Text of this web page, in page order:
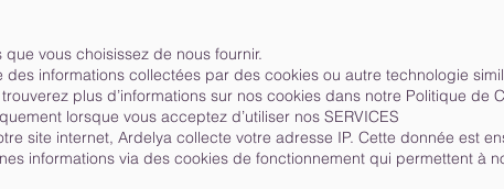
vous choisissez de nous fournir.
informations collectées par des cookies ou autre technologie
plus d’informations sur nos cookies dans notre Politique de
lorsque vous acceptez d’utiliser nos SERVICES
site internet, Ardelya collecte votre adresse IP. Cette donnée est
informations via des cookies de fonctionnement qui permettent à